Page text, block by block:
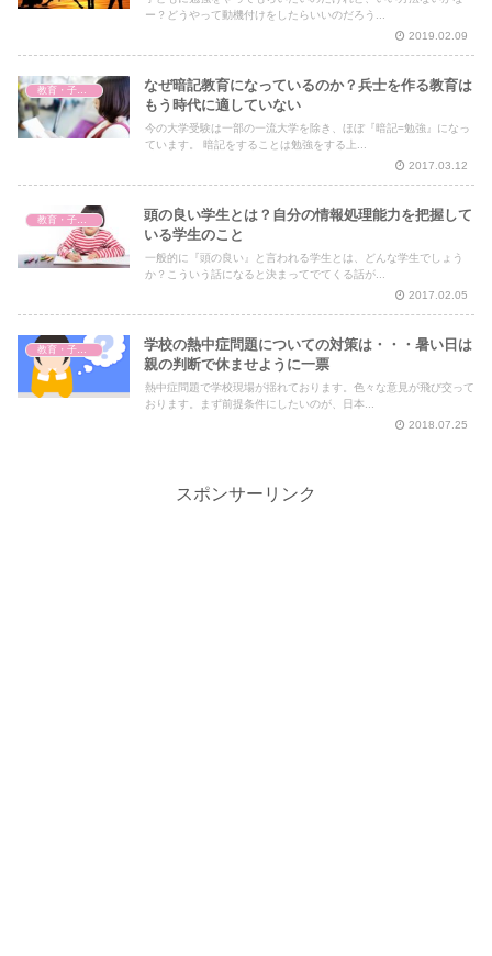
ー？どうやって動機付けをしたらいいのだろう...
2019.02.09
教育・子育て
なぜ暗記教育になっているのか？兵士を作る教育は
もう時代に適していない
今の大学受験は一部の一流大学を除き、ほぼ『暗記=勉強』になっ
ています。 暗記をすることは勉強をする上...
2017.03.12
頭の良い学生とは？自分の情報処理能力を把握して
いる学生のこと
一般的に『頭の良い』と言われる学生とは、どんな学生でしょう
か？こういう話になると決まってでてくる話が...
2017.02.05
学校の熱中症問題についての対策は・・・暑い日は
親の判断で休ませように一票
熱中症問題で学校現場が揺れております。色々な意見が飛び交って
おります。まず前提条件にしたいのが、日本...
2018.07.25
スポンサーリンク